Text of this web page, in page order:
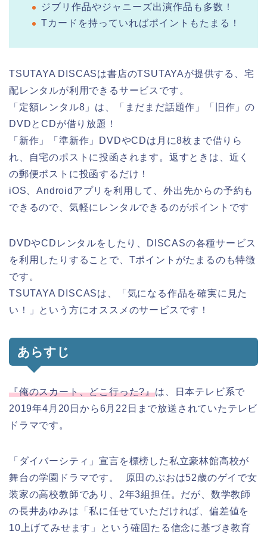
ジブリ作品やジャニーズ出演作品も多数！
Tカードを持っていればポイントもたまる！
TSUTAYA DISCASは書店のTSUTAYAが提供する、宅
配レンタルが利用できるサービスです。
「定額レンタル8」は、「まだまだ話題作」「旧作」の
DVDとCDが借り放題！
「新作」「準新作」DVDやCDは月に8枚まで借りら
れ、自宅のポストに投函されます。返すときは、近く
の郵便ポストに投函するだけ！
iOS、Androidアプリを利用して、外出先からの予約も
できるので、気軽にレンタルできるのがポイントです
DVDやCDレンタルをしたり、DISCASの各種サービス
を利用したりすることで、Tポイントがたまるのも特徴
です。
TSUTAYA DISCASは、「気になる作品を確実に見た
い！」という方にオススメのサービスです！
あらすじ
『俺のスカート、どこ行った?』は、日本テレビ系で
2019年4月20日から6月22日まで放送されていたテレビ
ドラマです。
「ダイバーシティ」宣言を標榜した私立豪林館高校が
舞台の学園ドラマです。 原田のぶおは52歳のゲイで女
装家の高校教師であり、2年3組担任。だが、数学教師
の長井あゆみは「私に任せていただければ、偏差値を
10上げてみせます」という確固たる信念に基づき教育